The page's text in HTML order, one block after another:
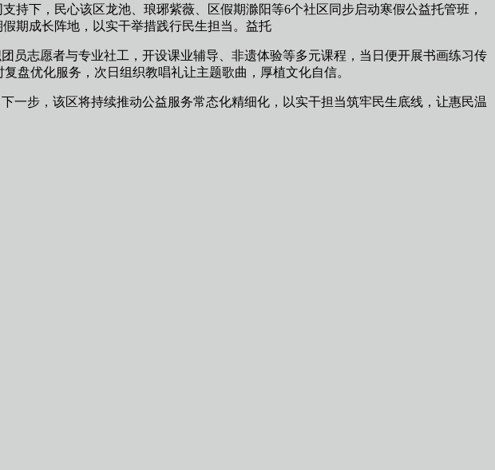
持下，民心该区龙池、琅琊紫薇、区假期滁阳等6个社区同步启动寒假公益托管班，
期成长阵地，以实干举措践行民生担当。益托
志愿者与专业社工，开设课业辅导、非遗体验等多元课程，当日便开展书画练习传
盘优化服务，次日组织教唱礼让主题歌曲，厚植文化自信。
步，该区将持续推动公益服务常态化精细化，以实干担当筑牢民生底线，让惠民温